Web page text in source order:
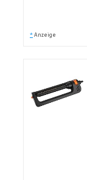
* Anzeige